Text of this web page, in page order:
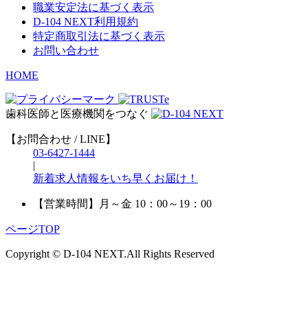
職業安定法に基づく表示
D-104 NEXT利用規約
特定商取引法に基づく表示
お問い合わせ
HOME
歯科医師と医療機関をつなぐ
【お問合わせ / LINE】
03-6427-1444
|
新着求人情報をいち早くお届け！
【営業時間】 月～金 10：00～19：00
ページTOP
Copyright © D-104 NEXT.All Rights Reserved